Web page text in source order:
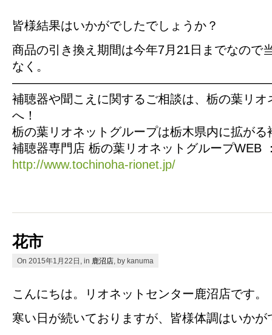
皆様結果はいかがでしたでしょうか？
商品の引き換え期間は今年7月21日までなので
なく。
補聴器や聞こえに関するご相談は、栃の葉リオ
へ！
栃の葉リオネットグループは栃木県内に拡がる
補聴器専門店 栃の葉リオネットグループWEB
http://www.tochinoha-rionet.jp/
花市
On 2015年1月22日, in 鹿沼店 , by kanuma
こんにちは。リオネットセンター鹿沼店です。
寒い日が続いておりますが、皆様体調はいかが